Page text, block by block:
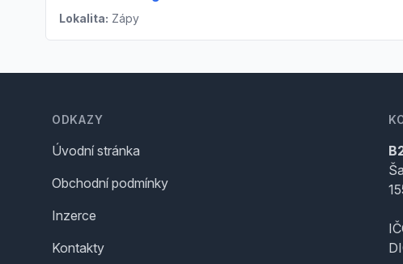
Lokalita: Zápy
ODKAZY
Úvodní stránka
Obchodní podmínky
Inzerce
Kontakty